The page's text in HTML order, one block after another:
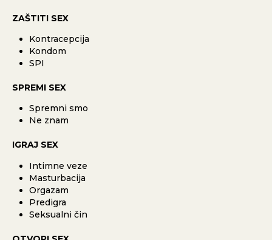
ZAŠTITI SEX
Kontracepcija
Kondom
SPI
SPREMI SEX
Spremni smo
Ne znam
IGRAJ SEX
Intimne veze
Masturbacija
Orgazam
Predigra
Seksualni čin